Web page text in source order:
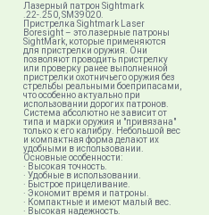
Лазерный патрон Sightmark
.22-.250, SM39020.
Пристрелка Sightmark Laser
Boresight – это лазерные патроны
SightMark, которые применяются
для пристрелки оружия. Они
позволяют проводить пристрелку
или проверку ранее выполненной
пристрелки охотничьего оружия без
стрельбы реальными боеприпасами,
что особенно актуально при
использовании дорогих патронов.
Система абсолютно не зависит от
типа и марки оружия и "привязана"
только к его калибру. Небольшой вес
и компактная форма делают их
удобными в использовании.
Основные особенности:
· Высокая точность.
· Удобные в использовании.
· Быстрое прицеливание.
· Экономит время и патроны.
· Компактные и имеют малый вес.
· Высокая надежность.